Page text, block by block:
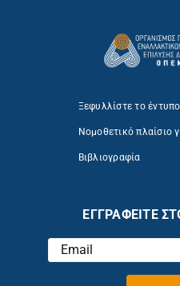
Ξεφυλλίστε το
Νομοθετικό πλαίσιο
Βιβλιογραφία
ΕΓΓΡΑΦΕΙΤΕ